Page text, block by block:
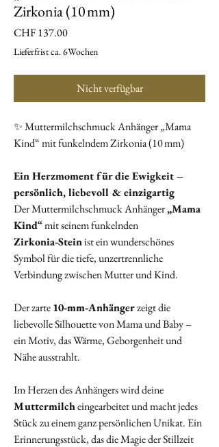
Zirkonia (10 mm)
CHF 137.00Preis
Lieferfrist ca. 6Wochen
Nicht verfügbar
✨ Muttermilchschmuck Anhänger „Mama
Kind“ mit funkelndem Zirkonia (10 mm)
Ein Herzmoment für die Ewigkeit –
persönlich, liebevoll & einzigartig
Der Muttermilchschmuck Anhänger„Mama
Kind“mit seinem funkelnden
Zirkonia‑Steinist ein wunderschönes
Symbol für die tiefe, unzertrennliche
Verbindung zwischen Mutter und Kind.
Der zarte10‑mm‑Anhängerzeigt die
liebevolle Silhouette von Mama und Baby –
ein Motiv, das Wärme, Geborgenheit und
Nähe ausstrahlt.
Im Herzen des Anhängers wird deine
Muttermilcheingearbeitet und macht jedes
Stück zu einem ganz persönlichen Unikat. Ein
Erinnerungsstück, das die Magie der Stillzeit